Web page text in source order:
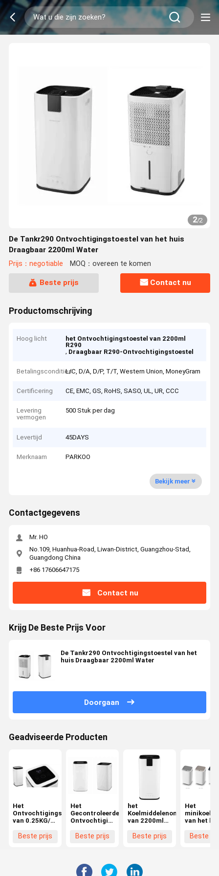
2/2
De Tankr290 Ontvochtigingstoestel van het huis
Draagbaar 2200ml Water
Prijs：negotiable MOQ：overeen te komen
Beste prijs Contact nu
Productomschrijving
Hoog licht
het Ontvochtigingstoestel van 2200ml
R290
, Draagbaar R290-Ontvochtigingstoestel
BetalingsconditiesL/C, D/A, D/P, T/T, Western Union, MoneyGram
Certificering CE, EMC, GS, RoHS, SASO, UL, UR, CCC
Levering
vermogen
500 Stuk per dag
Levertijd 45DAYS
Merknaam PARKOO
Bekijk meer
Contactgegevens
Mr. HO
No.109, Huanhua-Road, Liwan-District, Guangzhou-Stad,
Guangdong China
+86 17606647175
Contact nu
Krijg De Beste Prijs Voor
De Tankr290 Ontvochtigingstoestel van het
huis Draagbaar 2200ml Water
Doorgaan
Geadviseerde Producten
Het
Ontvochtigingstoestel
van 0.25KG/H
Beste prijs
Het
Gecontroleerde
Ontvochtigingstoestel
Wifi
Beste prijs
het
van 2200ml
Beste prijs
Het
van het het
Beste